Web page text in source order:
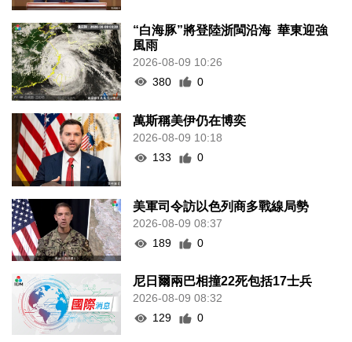
“白海豚”將登陸浙閩沿海 華東迎強
風雨
2026-08-09 10:26
380
0
萬斯稱美伊仍在博奕
2026-08-09 10:18
133
0
美軍司令訪以色列商多戰線局勢
2026-08-09 08:37
189
0
尼日爾兩巴相撞22死包括17士兵
2026-08-09 08:32
129
0